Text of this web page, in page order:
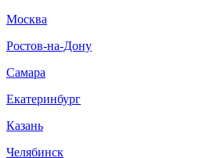
Москва
Ростов-на-Дону
Самара
Екатеринбург
Казань
Челябинск